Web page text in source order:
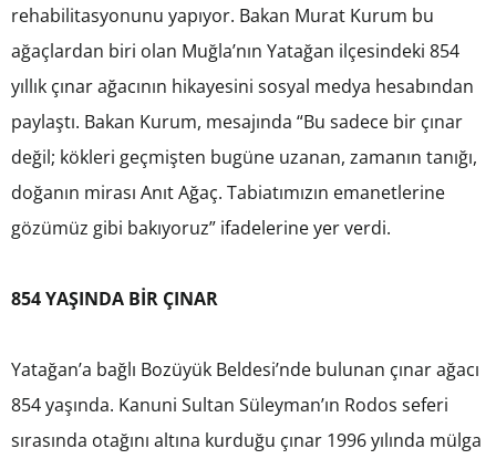
rehabilitasyonunu yapıyor. Bakan Murat Kurum bu
ağaçlardan biri olan Muğla’nın Yatağan ilçesindeki 854
yıllık çınar ağacının hikayesini sosyal medya hesabından
paylaştı. Bakan Kurum, mesajında “Bu sadece bir çınar
değil; kökleri geçmişten bugüne uzanan, zamanın tanığı,
doğanın mirası Anıt Ağaç. Tabiatımızın emanetlerine
gözümüz gibi bakıyoruz” ifadelerine yer verdi.
854 YAŞINDA BİR ÇINAR
Yatağan’a bağlı Bozüyük Beldesi’nde bulunan çınar ağacı
854 yaşında. Kanuni Sultan Süleyman’ın Rodos seferi
sırasında otağını altına kurduğu çınar 1996 yılında mülga